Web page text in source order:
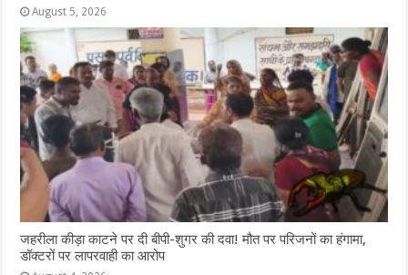
August 5, 2026
जहरीला कीड़ा काटने पर दी बीपी-शुगर की दवा! मौत पर परिजनों का हंगामा,
डॉक्टरों पर लापरवाही का आरोप